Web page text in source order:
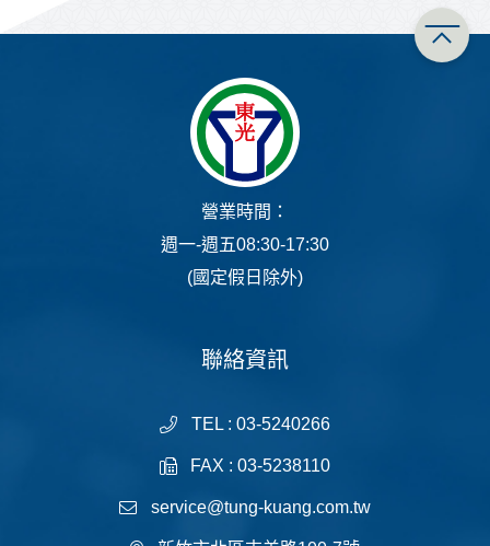
營業時間：
週一-週五08:30-17:30
(國定假日除外)
聯絡資訊
TEL : 03-5240266
FAX : 03-5238110
service@tung-kuang.com.tw